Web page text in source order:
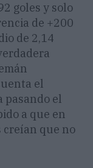
goles y solo
de +200
de 2,14
el
pasando el
a que en
creían que no